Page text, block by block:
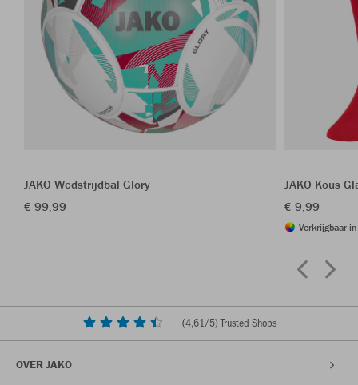
JAKO Wedstrijdbal Glory
€ 99,99
JAKO Kous
€ 9,99
Verkrijgbaar
(4,61/5) Trusted Shops
OVER JAKO